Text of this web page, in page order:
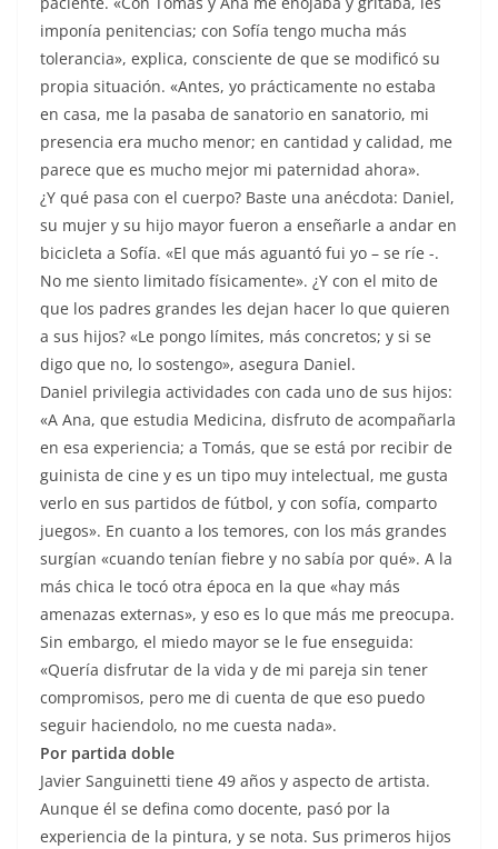
imponía penitencias; con Sofía tengo mucha más
tolerancia», explica, consciente de que se modificó su
propia situación. «Antes, yo prácticamente no estaba
en casa, me la pasaba de sanatorio en sanatorio, mi
presencia era mucho menor; en cantidad y calidad, me
parece que es mucho mejor mi paternidad ahora».
¿Y qué pasa con el cuerpo? Baste una anécdota: Daniel,
su mujer y su hijo mayor fueron a enseñarle a andar en
bicicleta a Sofía. «El que más aguantó fui yo – se ríe -.
No me siento limitado físicamente». ¿Y con el mito de
que los padres grandes les dejan hacer lo que quieren
a sus hijos? «Le pongo límites, más concretos; y si se
digo que no, lo sostengo», asegura Daniel.
Daniel privilegia actividades con cada uno de sus hijos:
«A Ana, que estudia Medicina, disfruto de acompañarla
en esa experiencia; a Tomás, que se está por recibir de
guinista de cine y es un tipo muy intelectual, me gusta
verlo en sus partidos de fútbol, y con sofía, comparto
juegos». En cuanto a los temores, con los más grandes
surgían «cuando tenían fiebre y no sabía por qué». A la
más chica le tocó otra época en la que «hay más
amenazas externas», y eso es lo que más me preocupa.
Sin embargo, el miedo mayor se le fue enseguida:
«Quería disfrutar de la vida y de mi pareja sin tener
compromisos, pero me di cuenta de que eso puedo
seguir haciendolo, no me cuesta nada».
Por partida doble
Javier Sanguinetti tiene 49 años y aspecto de artista.
Aunque él se defina como docente, pasó por la
experiencia de la pintura, y se nota. Sus primeros hijos